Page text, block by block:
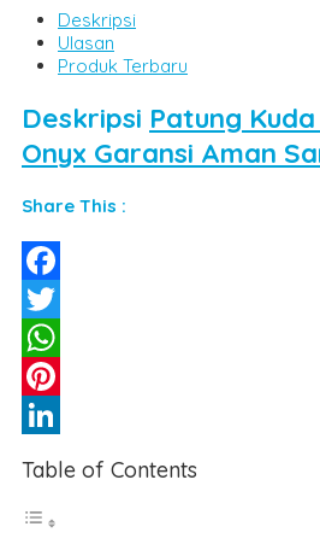
Deskripsi
Ulasan
Produk Terbaru
Deskripsi Patung
Onyx Garansi Aman
Share This :
Facebook
Twitter
WhatsApp
Pinterest
Table of Contents